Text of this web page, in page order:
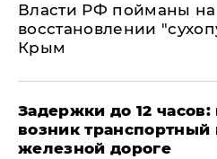
Власти РФ пойманы
восстановлении
Крым
Задержки до 12
возник транспортный
железной дороге